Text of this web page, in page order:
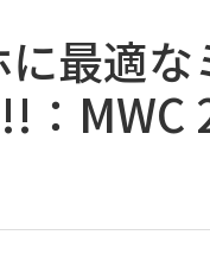
最適
：MWC